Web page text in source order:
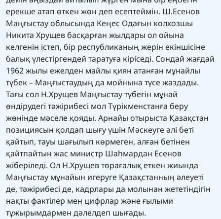
ерекше атап өткен жөн деп есептеймін. Ш.Есенов
Маңғыстау облысында Кеңес Одағын колхозшы
Никита Хрущев басқарған жылдары ол ойына
келгенін істеп, бір республиканың жерін екіншісіне
балық үлестіргендей таратуға кіріседі. Сондай жағдай
1962 жылы ежелден майлы қиян атанған мұнайлы
түбек – Маңғыстаудың да мойнына түсе жаздады.
Тағы сол Н.Хрущев Маңғыстау түбегін мұнай
өндірудегі тәжірибесі мол Түрікменстанға беру
жөнінде мәселе қояды. Арнайы отырыста Қазақстан
позициясын қолдап шығу үшін Мәскеуге әлі беті
қайтып, тауы шағылып көрмеген, алған бетінен
қайтпайтын жас министр Шаһмардан Есенов
жіберіледі. Ол Н.Хрущев төрағалық еткен жиында
Маңғыстау мұнайын игеруге Қазақстанның әлеуеті
де, тәжірибесі де, кадрлары да молынан жететіндігін
нақты фактілер мен цифрлар және ғылыми
тұжырымдармен дәлелдеп шығады.